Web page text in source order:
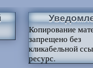
Копирование
запрещено без
кликабельной
ресурс.